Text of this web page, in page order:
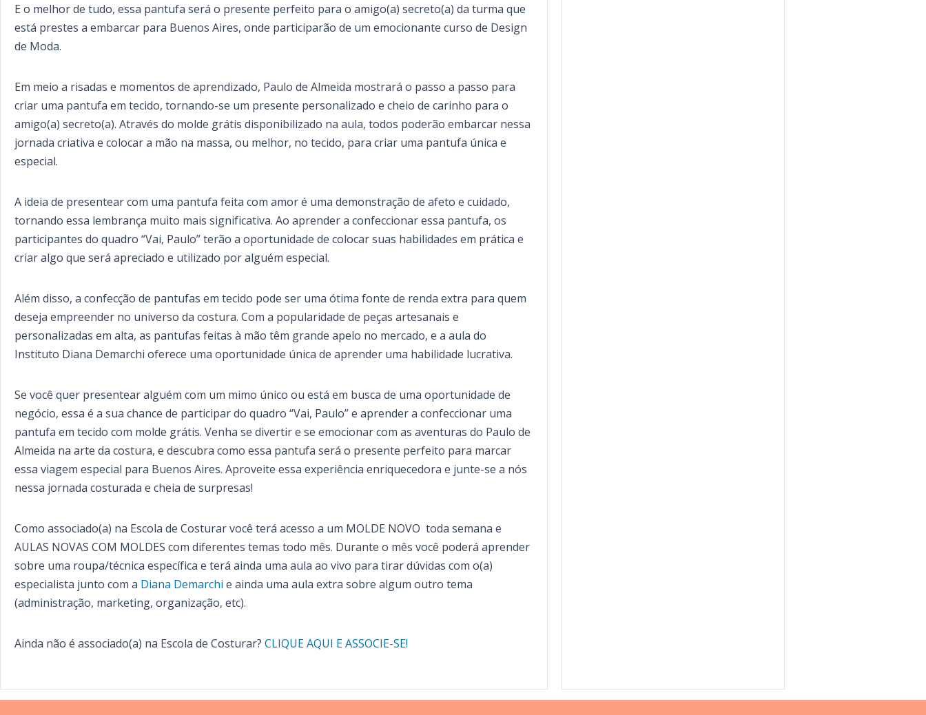
E o melhor de tudo, essa pantufa será o presente perfeito para o amigo(a) secreto(a) da turma que
está prestes a embarcar para Buenos Aires, onde participarão de um emocionante curso de Design
de Moda.
Em meio a risadas e momentos de aprendizado, Paulo de Almeida mostrará o passo a passo para
criar uma pantufa em tecido, tornando-se um presente personalizado e cheio de carinho para o
amigo(a) secreto(a). Através do molde grátis disponibilizado na aula, todos poderão embarcar nessa
jornada criativa e colocar a mão na massa, ou melhor, no tecido, para criar uma pantufa única e
especial.
A ideia de presentear com uma pantufa feita com amor é uma demonstração de afeto e cuidado,
tornando essa lembrança muito mais significativa. Ao aprender a confeccionar essa pantufa, os
participantes do quadro “Vai, Paulo” terão a oportunidade de colocar suas habilidades em prática e
criar algo que será apreciado e utilizado por alguém especial.
Além disso, a confecção de pantufas em tecido pode ser uma ótima fonte de renda extra para quem
deseja empreender no universo da costura. Com a popularidade de peças artesanais e
personalizadas em alta, as pantufas feitas à mão têm grande apelo no mercado, e a aula do
Instituto Diana Demarchi oferece uma oportunidade única de aprender uma habilidade lucrativa.
Se você quer presentear alguém com um mimo único ou está em busca de uma oportunidade de
negócio, essa é a sua chance de participar do quadro “Vai, Paulo” e aprender a confeccionar uma
pantufa em tecido com molde grátis. Venha se divertir e se emocionar com as aventuras do Paulo de
Almeida na arte da costura, e descubra como essa pantufa será o presente perfeito para marcar
essa viagem especial para Buenos Aires. Aproveite essa experiência enriquecedora e junte-se a nós
nessa jornada costurada e cheia de surpresas!
Como associado(a) na Escola de Costurar você terá acesso a um MOLDE NOVO toda semana e
AULAS NOVAS COM MOLDES com diferentes temas todo mês. Durante o mês você poderá aprender
sobre uma roupa/técnica específica e terá ainda uma aula ao vivo para tirar dúvidas com o(a)
especialista junto com a Diana Demarchi e ainda uma aula extra sobre algum outro tema
(administração, marketing, organização, etc).
Ainda não é associado(a) na Escola de Costurar? CLIQUE AQUI E ASSOCIE-SE!